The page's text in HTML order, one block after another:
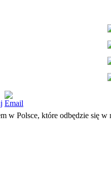
w Polsce, które odbędzie się w